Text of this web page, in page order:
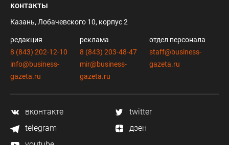
контакты
Казань, Лобачевского 10, корпус 2
редакция
8 (843) 202-12-10
info@business-
gazeta.ru
реклама
8 (843) 203-48-47
mir@business-
gazeta.ru
отдел персонала
staff@business-
gazeta.ru
вконтакте
twitter
telegram
дзен